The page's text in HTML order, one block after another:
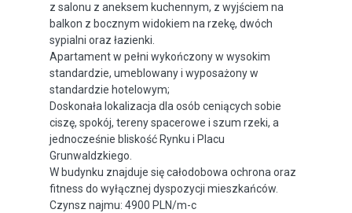
z salonu z aneksem kuchennym, z wyjściem na
balkon z bocznym widokiem na rzekę, dwóch
sypialni oraz łazienki.
Apartament w pełni wykończony w wysokim
standardzie, umeblowany i wyposażony w
standardzie hotelowym;
Doskonała lokalizacja dla osób ceniących sobie
ciszę, spokój, tereny spacerowe i szum rzeki, a
jednocześnie bliskość Rynku i Placu
Grunwaldzkiego.
W budynku znajduje się całodobowa ochrona oraz
fitness do wyłącznej dyspozycji mieszkańców.
Czynsz najmu: 4900 PLN/m-c